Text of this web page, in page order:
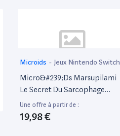
Microids - Jeux Nintendo Switch
Micro&#239;Ds Marsupilami
Le Secret Du Sarcophage
Switch
Une offre à partir de :
19,98 €